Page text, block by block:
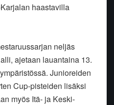
haastavilla
neljäs
ajetaan lauantaina 13.
Junioreiden
Cup-pisteiden lisäksi
myös Itä- ja Keski-